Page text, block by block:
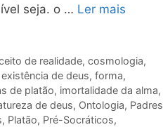
seja. o … Ler mais
de realidade, cosmologia,
existência de deus, forma,
de platão, imortalidade da alma,
de deus, Ontologia, Padres
, Platão, Pré-Socráticos,